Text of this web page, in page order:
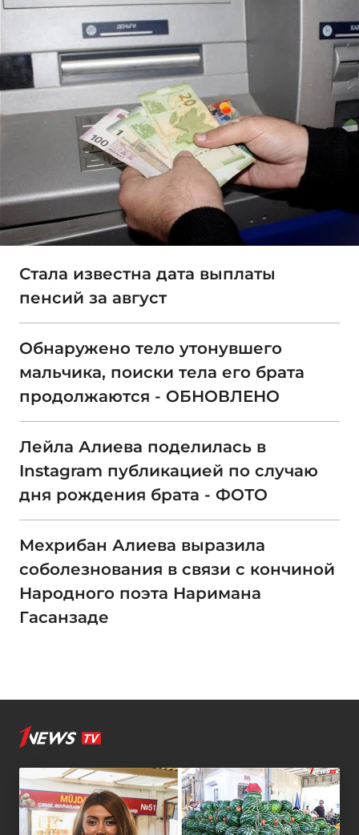
Стала известна дата выплаты
пенсий за август
Обнаружено тело утонувшего
мальчика, поиски тела его брата
продолжаются - ОБНОВЛЕНО
Лейла Алиева поделилась в
Instagram публикацией по случаю
дня рождения брата - ФОТО
Мехрибан Алиева выразила
соболезнования в связи с кончиной
Народного поэта Наримана
Гасанзаде